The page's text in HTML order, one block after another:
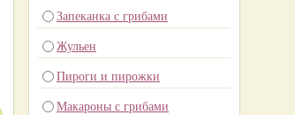
Запеканка с грибами
Жульен
Пироги и пирожки
Макароны с грибами